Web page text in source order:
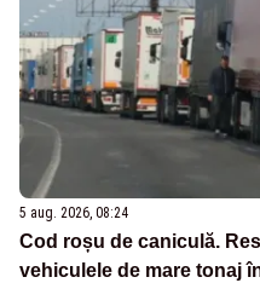
5 aug. 2026, 08:24
Cod roșu de caniculă.
vehiculele de mare tonaj